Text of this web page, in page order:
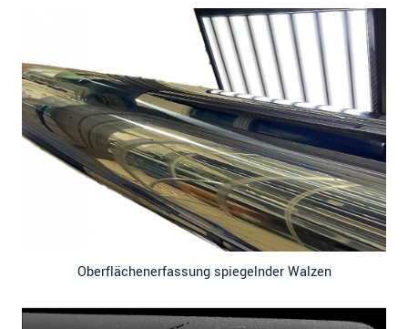
Oberflächenerfassung spiegelnder Walzen